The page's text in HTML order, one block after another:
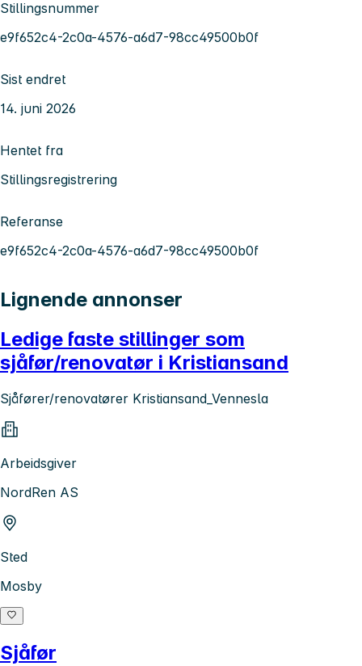
Stillingsnummer
e9f652c4-2c0a-4576-a6d7-98cc49500b0f
Sist endret
14. juni 2026
Hentet fra
Stillingsregistrering
Referanse
e9f652c4-2c0a-4576-a6d7-98cc49500b0f
Lignende annonser
Ledige faste stillinger som
sjåfør/renovatør i Kristiansand
Sjåfører/renovatører Kristiansand_Vennesla
Arbeidsgiver
NordRen AS
Sted
Mosby
Sjåfør